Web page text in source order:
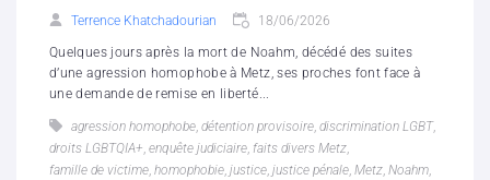
Terrence Khatchadourian 18/06/2026
Quelques jours après la mort de Noahm, décédé des suites
d’une agression homophobe à Metz, ses proches font face à
une demande de remise en liberté...
agression homophobe, détention provisoire, discrimination LGBT,
droits LGBTQIA+, enquête judiciaire, faits divers Metz,
famille de victime, homophobie, justice, justice pénale, Metz, Noahm,